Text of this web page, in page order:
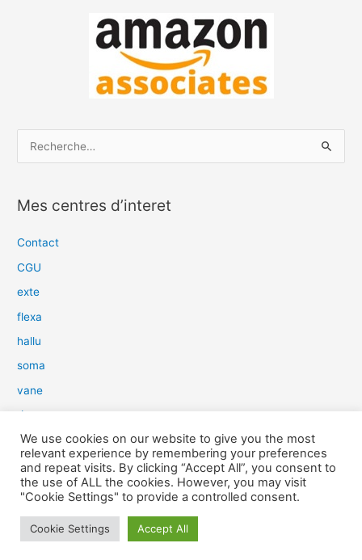
h
e
e
r
:
Mes centres d’interet
Contact
CGU
exte
flexa
hallu
soma
vane
dow
slim
aure
light
We use cookies on our website to give you the most
relevant experience by remembering your preferences
and repeat visits. By clicking “Accept All”, you consent to
the use of ALL the cookies. However, you may visit
"Cookie Settings" to provide a controlled consent.
Cookie Settings Accept All